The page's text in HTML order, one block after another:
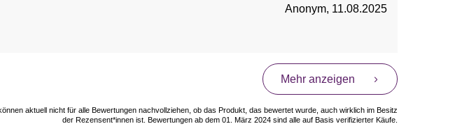
Anonym, 11.08.2025
Mehr anzeigen
aktuell nicht für alle Bewertungen nachvollziehen, ob das Produkt, das bewertet wurde, auch wirklich im Besitz
der Rezensent*innen ist. Bewertungen ab dem 01. März 2024 sind alle auf Basis verifizierter Käufe.